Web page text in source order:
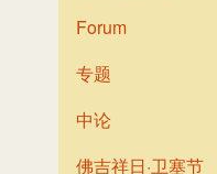
Forum
专题
中论
佛吉祥日·卫塞节